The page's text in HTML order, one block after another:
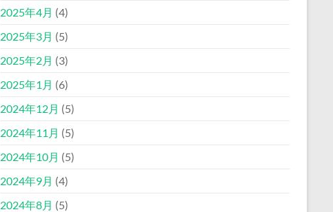
2025年4月 (4)
2025年3月 (5)
2025年2月 (3)
2025年1月 (6)
2024年12月 (5)
2024年11月 (5)
2024年10月 (5)
2024年9月 (4)
2024年8月 (5)